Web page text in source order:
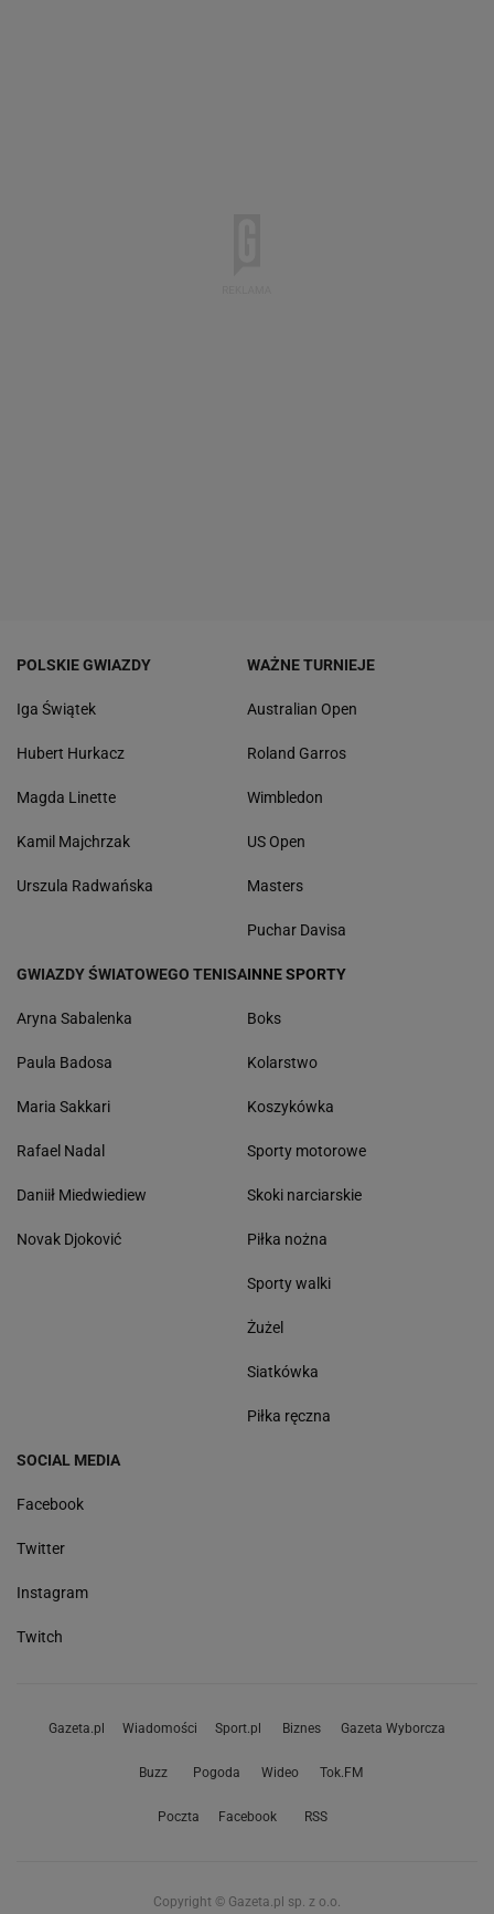
POLSKIE GWIAZDY
Iga Świątek
Hubert Hurkacz
Magda Linette
Kamil Majchrzak
Urszula Radwańska
WAŻNE TURNIEJE
Australian Open
Roland Garros
Wimbledon
US Open
Masters
Puchar Davisa
GWIAZDY ŚWIATOWEGO TENISA
Aryna Sabalenka
Paula Badosa
Maria Sakkari
Rafael Nadal
Daniił Miedwiediew
Novak Djoković
INNE SPORTY
Boks
Kolarstwo
Koszykówka
Sporty motorowe
Skoki narciarskie
Piłka nożna
Sporty walki
Żużel
Siatkówka
Piłka ręczna
SOCIAL MEDIA
Facebook
Twitter
Instagram
Twitch
Gazeta.pl Wiadomości Sport.pl Biznes Gazeta Wyborcza
Buzz Pogoda Wideo Tok.FM
Poczta Facebook RSS
Copyright © Gazeta.pl sp. z o.o.